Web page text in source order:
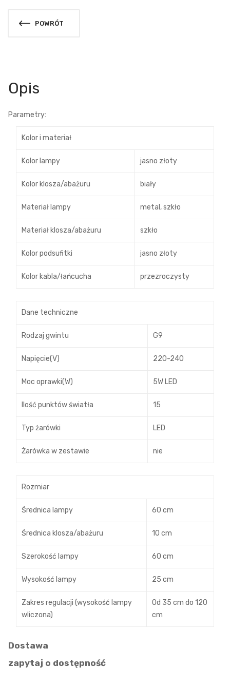
POWRÓT
Opis
Parametry:
Kolor i materiał
Kolor lampy jasno złoty
Kolor klosza/abażuru biały
Materiał lampy metal, szkło
Materiał klosza/abażuru szkło
Kolor podsufitki jasno złoty
Kolor kabla/łańcucha przezroczysty
Dane techniczne
Rodzaj gwintu G9
Napięcie(V) 220-240
Moc oprawki(W) 5W LED
Ilość punktów światła 15
Typ żarówki LED
Żarówka w zestawie nie
Rozmiar
Średnica lampy 60 cm
Średnica klosza/abażuru 10 cm
Szerokość lampy 60 cm
Wysokość lampy 25 cm
Zakres regulacji (wysokość lampy
wliczona)
Od 35 cm do 120
cm
Dostawa
zapytaj o dostępność